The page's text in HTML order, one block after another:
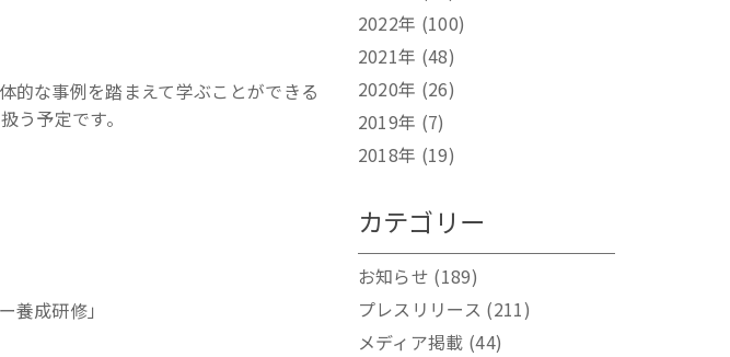
的な事例を踏まえて学ぶことができる
う予定です。
成研修」
2022年 (100)
2021年 (48)
2020年 (26)
2019年 (7)
2018年 (19)
カテゴリー
お知らせ (189)
プレスリリース (211)
メディア掲載 (44)